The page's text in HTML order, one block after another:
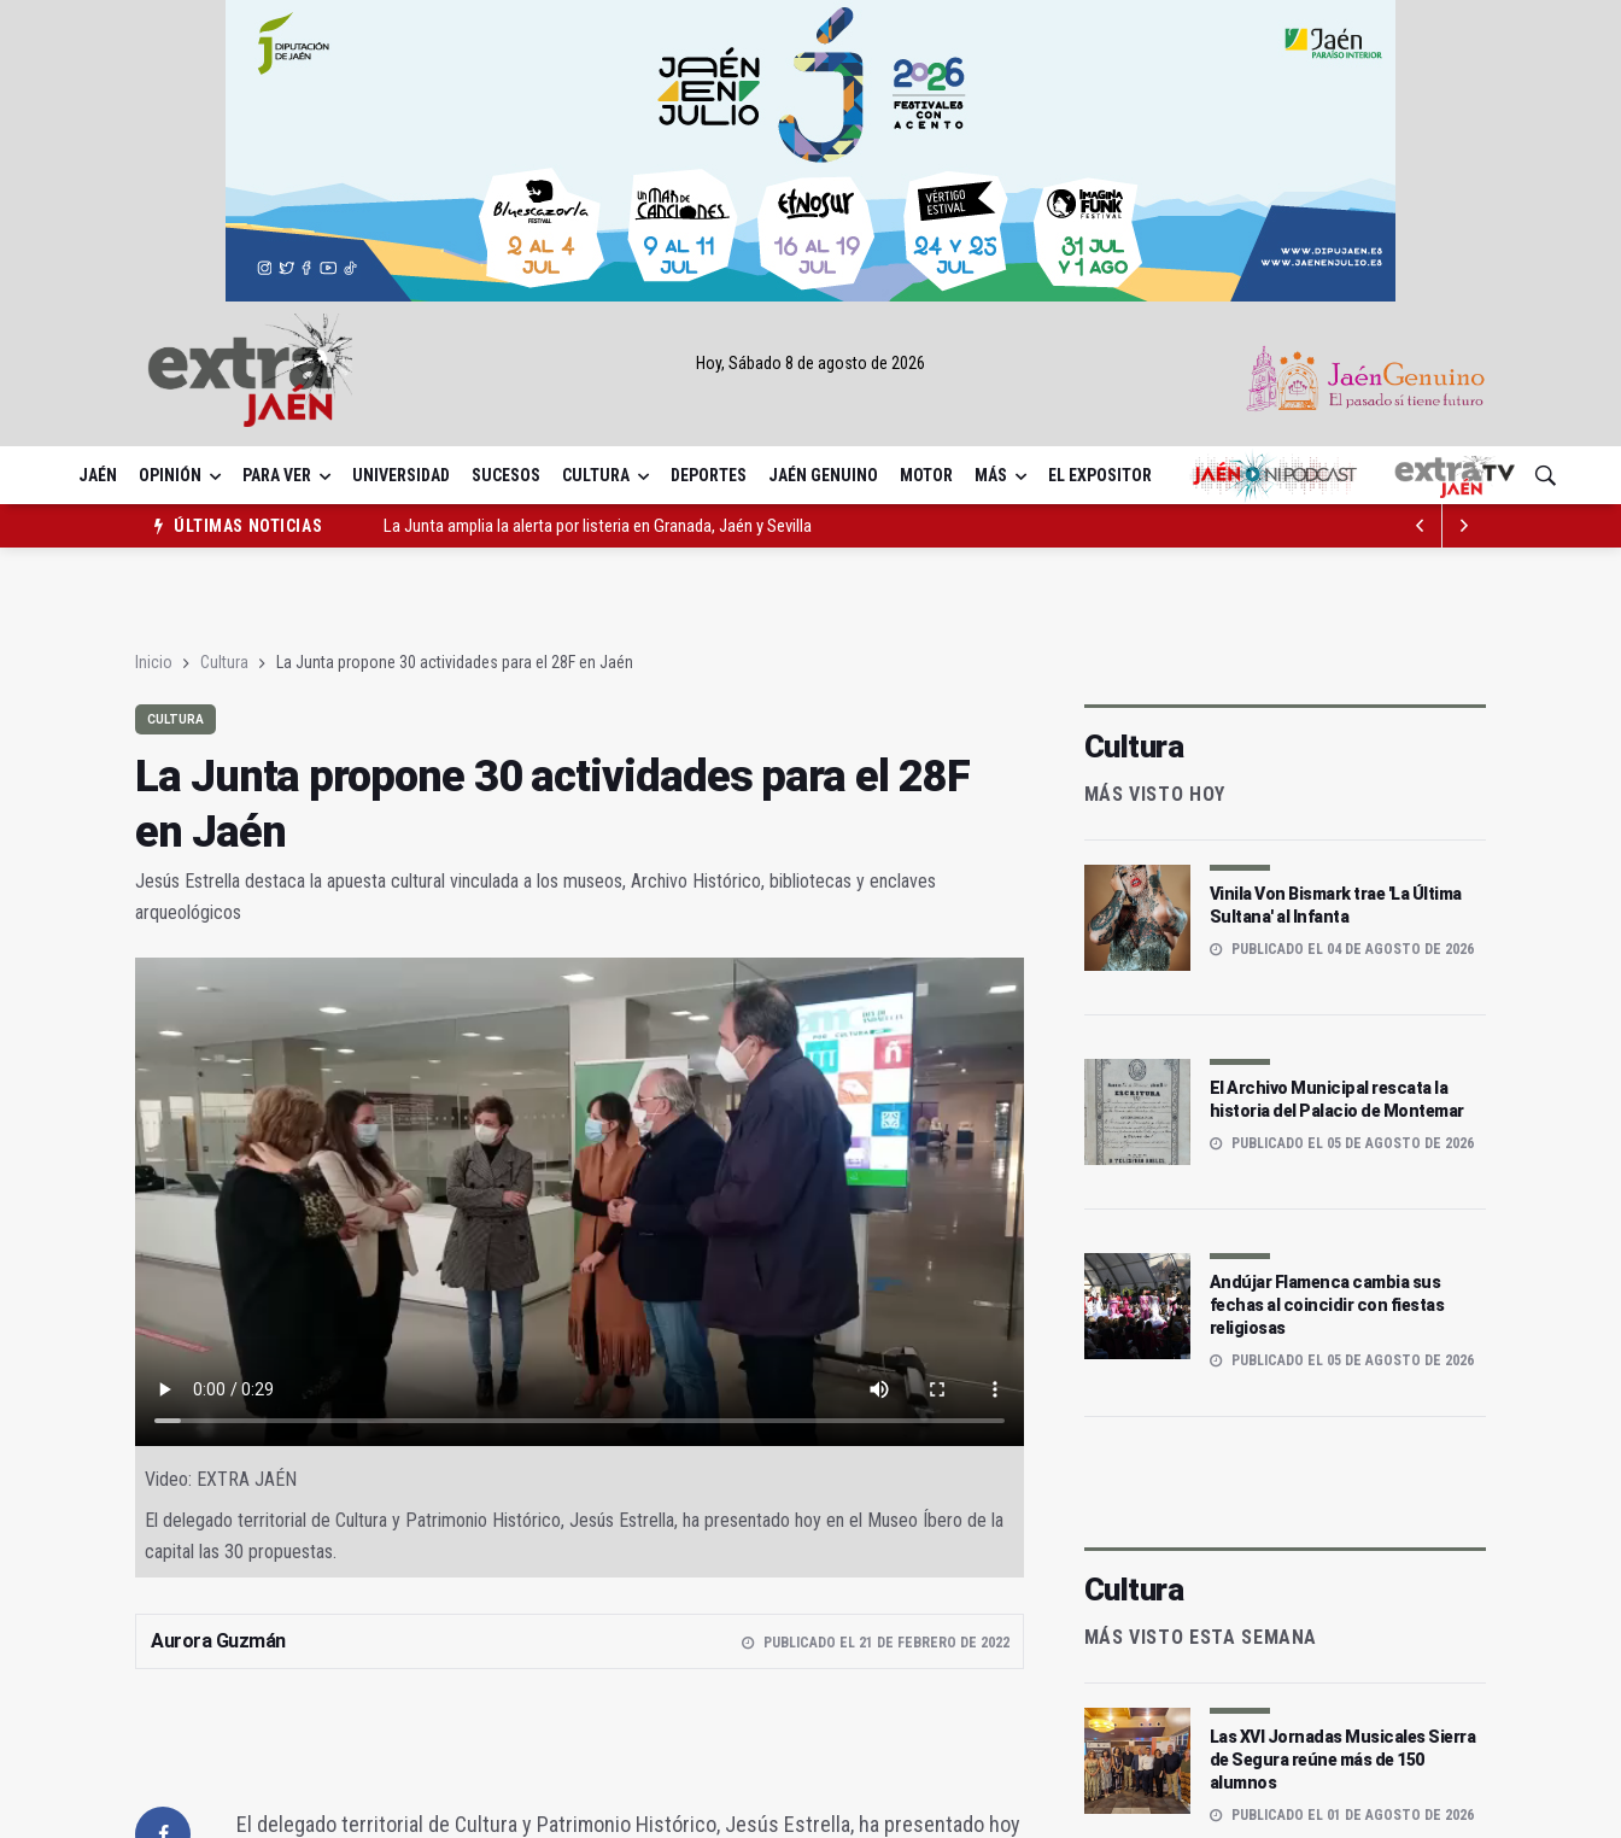
Hoy, Sábado 8 de agosto de 2026
JAÉN OPINIÓN PARA VER UNIVERSIDAD SUCESOS CULTURA DEPORTES JAÉN GENUINO MOTOR MÁS EL EXPOSITOR
ÚLTIMAS NOTICIAS
Rubén Gómez se suma al Avanza Jaén Paraíso Interior
Inicio Cultura La Junta propone 30 actividades para el 28F en Jaén
CULTURA
La Junta propone 30 actividades para el 28F
en Jaén
Jesús Estrella destaca la apuesta cultural vinculada a los museos, Archivo Histórico, bibliotecas y enclaves
arqueológicos
Video: EXTRA JAÉN
El delegado territorial de Cultura y Patrimonio Histórico, Jesús Estrella, ha presentado hoy en el Museo Íbero de la
capital las 30 propuestas.
Aurora Guzmán PUBLICADO EL 21 DE FEBRERO DE 2022
El delegado territorial de Cultura y Patrimonio Histórico, Jesús Estrella, ha presentado hoy
Cultura
MÁS VISTO HOY
Vinila Von Bismark trae 'La Última
Sultana' al Infanta
PUBLICADO EL 04 DE AGOSTO DE 2026
El Archivo Municipal rescata la
historia del Palacio de Montemar
PUBLICADO EL 05 DE AGOSTO DE 2026
Andújar Flamenca cambia sus
fechas al coincidir con fiestas
religiosas
PUBLICADO EL 05 DE AGOSTO DE 2026
Cultura
MÁS VISTO ESTA SEMANA
Las XVI Jornadas Musicales Sierra
de Segura reúne más de 150
alumnos
PUBLICADO EL 01 DE AGOSTO DE 2026